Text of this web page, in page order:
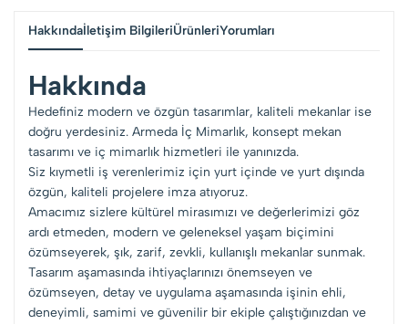
Hakkındaİletişim BilgileriÜrünleriYorumları
Hakkında
Hedefiniz modern ve özgün tasarımlar, kaliteli mekanlar ise
doğru yerdesiniz. Armeda İç Mimarlık, konsept mekan
tasarımı ve iç mimarlık hizmetleri ile yanınızda.
Siz kıymetli iş verenlerimiz için yurt içinde ve yurt dışında
özgün, kaliteli projelere imza atıyoruz.
Amacımız sizlere kültürel mirasımızı ve değerlerimizi göz
ardı etmeden, modern ve geleneksel yaşam biçimini
özümseyerek, şık, zarif, zevkli, kullanışlı mekanlar sunmak.
Tasarım aşamasında ihtiyaçlarınızı önemseyen ve
özümseyen, detay ve uygulama aşamasında işinin ehli,
deneyimli, samimi ve güvenilir bir ekiple çalıştığınızdan ve